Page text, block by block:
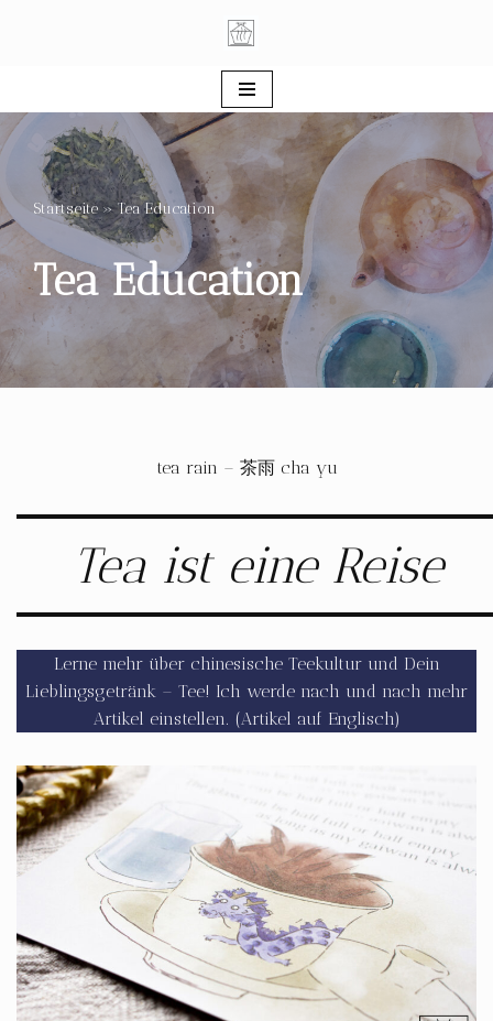
springen
Startseite »Tea Education
Tea Education
tea rain – 茶雨 cha yu
Tea ist eine Reise
Lerne mehr über chinesische Teekultur und Dein
Lieblingsgetränk – Tee! Ich werde nach und nach mehr
Artikel einstellen. (Artikel auf Englisch)